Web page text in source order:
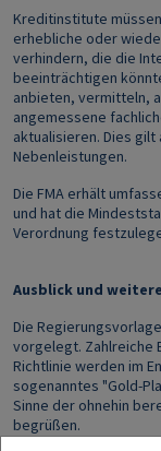
Kreditinstitute
erhebliche oder
verhindern, die die
beeinträchtigen
anbieten, vermitteln,
angemessene
aktualisieren. Dies
Nebenleistungen.
Die FMA erhält
und hat die
Verordnung
Ausblick und
Die
vorgelegt. Zahlreiche
Richtlinie werden im
sogenanntes "Gold-
Sinne der ohnehin
begrüßen.